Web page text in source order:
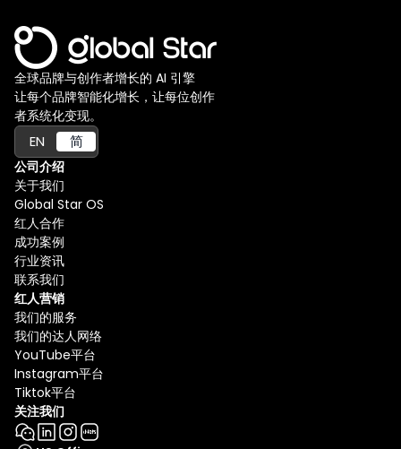
全球品牌与创作者增长的 AI 引擎
让每个品牌智能化增长，让每位创作
者系统化变现。
EN 简
公司介绍
关于我们
Global Star OS
红人合作
成功案例
行业资讯
联系我们
红人营销
我们的服务
我们的达人网络
YouTube平台
Instagram平台
Tiktok平台
关注我们